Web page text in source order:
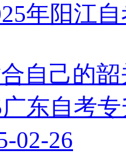
年阳江
自己的
东自考
02-26